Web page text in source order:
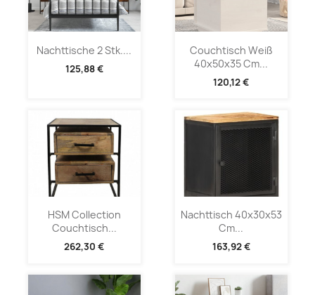
Nachttische 2 Stk....
125,88 €
Couchtisch Weiß
40x50x35 Cm...
120,12 €
HSM Collection
Couchtisch...
262,30 €
Nachttisch 40x30x53
Cm...
163,92 €